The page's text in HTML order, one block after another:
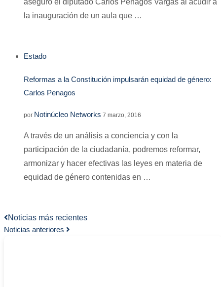
aseguró el diputado Carlos Penagos Vargas al acudir a
la inauguración de un aula que …
Estado
Reformas a la Constitución impulsarán equidad de género:
Carlos Penagos
por Notinúcleo Networks 7 marzo, 2016
A través de un análisis a conciencia y con la
participación de la ciudadanía, podremos reformar,
armonizar y hacer efectivas las leyes en materia de
equidad de género contenidas en …
Noticias más recientes
Noticias anteriores